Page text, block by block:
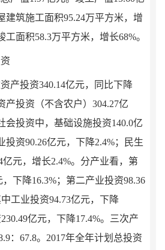
建筑施工面积95.24万平方米， 增
工面积58.3万平方米，增长68%。
产投资340.14亿元，
同比下降
产投资（不含农户） 304.27亿
会投资中， 基础设施投资140.0亿
投资90.26亿元， 下降2.4%；民生
亿元， 增长2.4%。分产业看，第
，下降16.3%；第二产业投资98.36
工业投资94.73亿元， 下降
230.49亿元， 下降17.4%。三次产
： 67.8。 2017年全年计划总投资